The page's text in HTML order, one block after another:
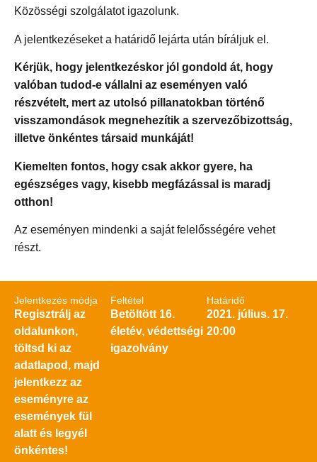
Közösségi szolgálatot igazolunk.
A jelentkezéseket a határidő lejárta után bíráljuk el.
Kérjük, hogy jelentkezéskor jól gondold át, hogy
valóban tudod-e vállalni az eseményen való
részvételt, mert az utolsó pillanatokban történő
visszamondások megnehezítik a szervezőbizottság,
illetve önkéntes társaid munkáját!
Kiemelten fontos, hogy csak akkor gyere, ha
egészséges vagy, kisebb megfázással is maradj
otthon!
Az eseményen mindenki a saját felelősségére vehet
részt.
Jelentkezés módja
Regisztrálj az
oldalunkon,
töltsd ki az
adatlapod, majd
jelentkezz az
eseményre az
események fül
alatt és legyél
önkéntes!
Feltétel
Betöltött 16.
életév, védettségi
igazolvány
Határidő
2021. július. 17.
20:00